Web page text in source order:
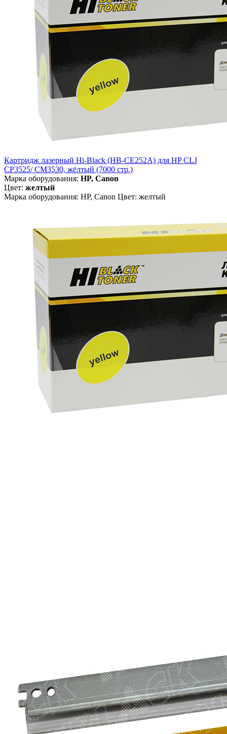
Картридж лазерный Hi-Black (HB-CE252A) для HP CLJ
CP3525/ CM3530, жёлтый (7000 стр.)
Марка оборудования: HP, Canon
Цвет: желтый
Марка оборудования: HP, Canon Цвет: желтый